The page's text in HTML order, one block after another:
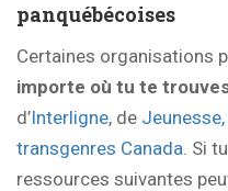
panquébécoises
Certaines organisations
importe où tu te
d’Interligne, de
transgenres Canada. Si
ressources suivantes